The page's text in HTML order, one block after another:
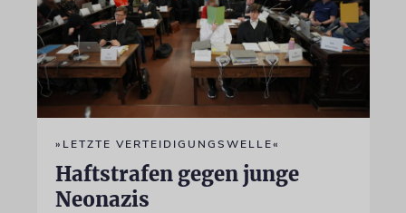
»LETZTE VERTEIDIGUNGSWELLE«
Haftstrafen gegen junge
Neonazis